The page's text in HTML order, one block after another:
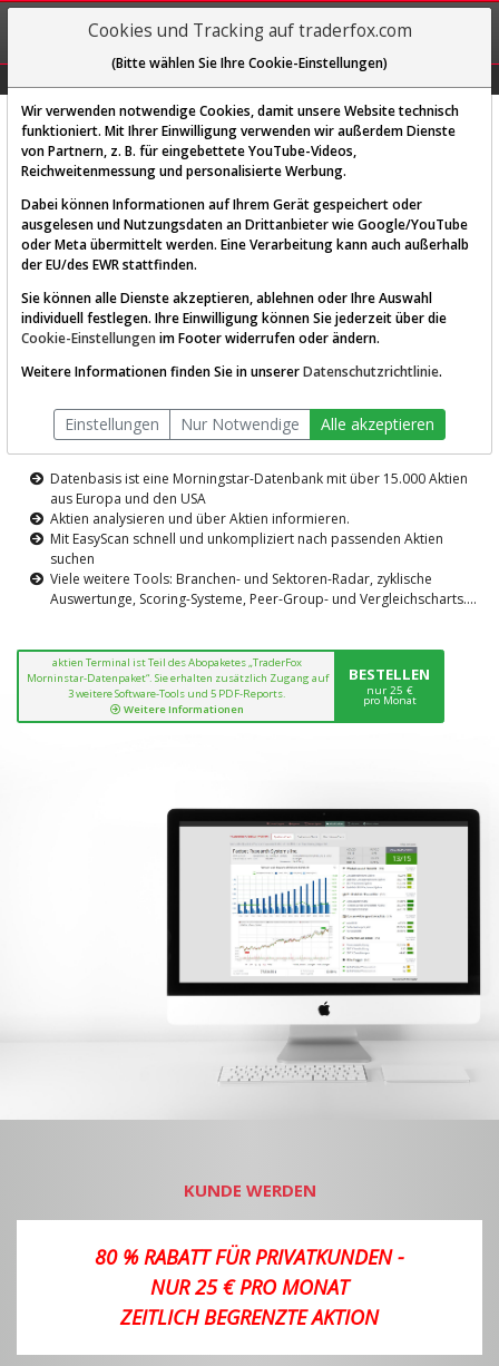
REGIS-
TRIEREN
Diese Funktion ist nur für
AKTIEN-TERMINAL
Die Aktienanalyse-Plattform von
TraderFox
Datenbasis ist eine Morningstar-Datenbank mit über 15.000 Aktien
aus Europa und den USA
Aktien analysieren und über Aktien informieren.
Mit EasyScan schnell und unkompliziert nach passenden Aktien
suchen
Viele weitere Tools: Branchen- und Sektoren-Radar, zyklische
Auswertunge, Scoring-Systeme, Peer-Group- und Vergleichscharts....
aktien Terminal ist Teil des Abopaketes „TraderFox
Morninstar-Datenpaket“. Sie erhalten zusätzlich Zugang auf
3 weitere Software-Tools und 5 PDF-Reports.
Weitere Informationen
BESTELLEN
nur 25 €
pro Monat
KUNDE WERDEN
80 % RABATT FÜR PRIVATKUNDEN -
NUR 25 € PRO MONAT
ZEITLICH BEGRENZTE AKTION
Cookies und Tracking auf traderfox.com
(Bitte wählen Sie Ihre Cookie-Einstellungen)
Wir verwenden notwendige Cookies, damit unsere Website technisch
funktioniert. Mit Ihrer Einwilligung verwenden wir außerdem Dienste
von Partnern, z. B. für eingebettete YouTube-Videos,
Reichweitenmessung und personalisierte Werbung.
Dabei können Informationen auf Ihrem Gerät gespeichert oder
ausgelesen und Nutzungsdaten an Drittanbieter wie Google/YouTube
oder Meta übermittelt werden. Eine Verarbeitung kann auch außerhalb
der EU/des EWR stattfinden.
Sie können alle Dienste akzeptieren, ablehnen oder Ihre Auswahl
individuell festlegen. Ihre Einwilligung können Sie jederzeit über die
Cookie-Einstellungen im Footer widerrufen oder ändern.
Weitere Informationen finden Sie in unsererDatenschutzrichtlinie.
Einstellungen Nur Notwendige Alle akzeptieren